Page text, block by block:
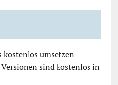
kostenlos umsetzen
sind kostenlos in